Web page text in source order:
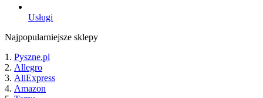
Usługi
Najpopularniejsze sklepy
Pyszne.pl
Allegro
AliExpress
Amazon